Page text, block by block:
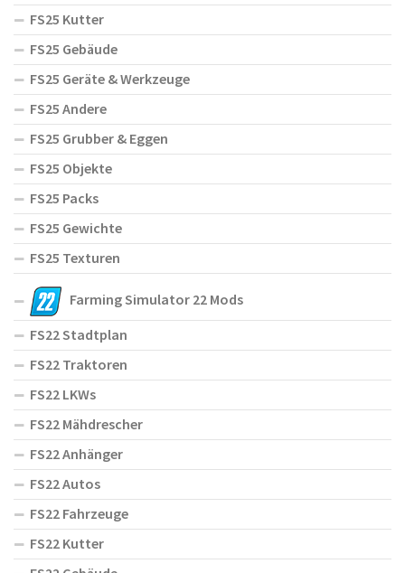
FS25 Kutter
FS25 Gebäude
FS25 Geräte & Werkzeuge
FS25 Andere
FS25 Grubber & Eggen
FS25 Objekte
FS25 Packs
FS25 Gewichte
FS25 Texturen
Farming Simulator 22 Mods
FS22 Stadtplan
FS22 Traktoren
FS22 LKWs
FS22 Mähdrescher
FS22 Anhänger
FS22 Autos
FS22 Fahrzeuge
FS22 Kutter